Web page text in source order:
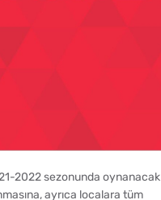
2022 sezonunda oynanacak
ayrıca localara tüm